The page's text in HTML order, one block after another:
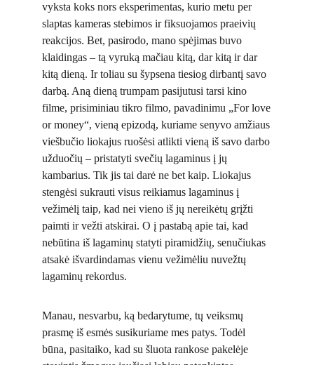
vyksta koks nors eksperimentas, kurio metu per
slaptas kameras stebimos ir fiksuojamos praeivių
reakcijos. Bet, pasirodo, mano spėjimas buvo
klaidingas – tą vyruką mačiau kitą, dar kitą ir dar
kitą dieną. Ir toliau su šypsena tiesiog dirbantį savo
darbą. Aną dieną trumpam pasijutusi tarsi kino
filme, prisiminiau tikro filmo, pavadinimu „For love
or money“, vieną epizodą, kuriame senyvo amžiaus
viešbučio liokajus ruošėsi atlikti vieną iš savo darbo
užduočių – pristatyti svečių lagaminus į jų
kambarius. Tik jis tai darė ne bet kaip. Liokajus
stengėsi sukrauti visus reikiamus lagaminus į
vežimėlį taip, kad nei vieno iš jų nereikėtų grįžti
paimti ir vežti atskirai. O į pastabą apie tai, kad
nebūtina iš lagaminų statyti piramidžių, senučiukas
atsakė išvardindamas vienu vežimėliu nuvežtų
lagaminų rekordus.
Manau, nesvarbu, ką bedarytume, tų veiksmų
prasmę iš esmės susikuriame mes patys. Todėl
būna, pasitaiko, kad su šluota rankose pakelėje